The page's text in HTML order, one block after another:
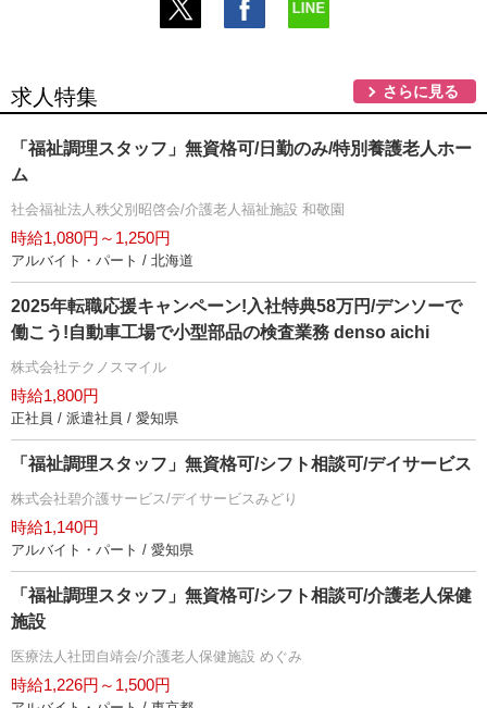
求人特集 さらに見る
「福祉調理スタッフ」無資格可/日勤のみ/特別養護老人ホー
ム
社会福祉法人秩父別昭啓会/介護老人福祉施設 和敬園
時給1,080円～1,250円
アルバイト・パート / 北海道
2025年転職応援キャンペーン!入社特典58万円/デンソーで
働こう!自動車工場で小型部品の検査業務 denso aichi
株式会社テクノスマイル
時給1,800円
正社員 / 派遣社員 / 愛知県
「福祉調理スタッフ」無資格可/シフト相談可/デイサービス
株式会社碧介護サービス/デイサービスみどり
時給1,140円
アルバイト・パート / 愛知県
「福祉調理スタッフ」無資格可/シフト相談可/介護老人保健
施設
医療法人社団自靖会/介護老人保健施設 めぐみ
時給1,226円～1,500円